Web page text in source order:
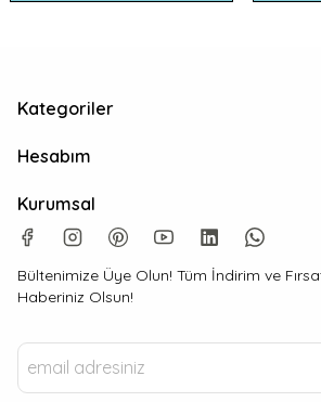
Kategoriler
Hesabım
Kurumsal
Bültenimize Üye Olun! Tüm İndirim ve
Haberiniz Olsun!